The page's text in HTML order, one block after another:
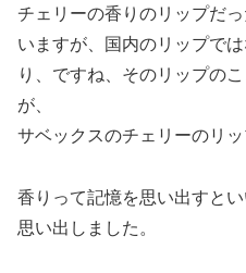
チェリーの香りのリップだ
いますが、国内のリップで
り、ですね、そのリップの
が、
サベックスのチェリーのリ
香りって記憶を思い出すと
思い出しました。